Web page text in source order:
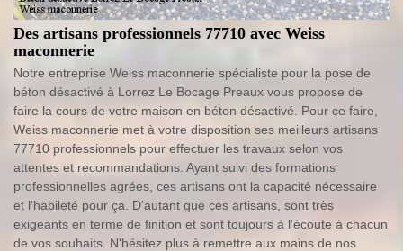
Des artisans professionnels 77710 avec Weiss
maconnerie
Notre entreprise Weiss maconnerie spécialiste pour la pose de
béton désactivé à Lorrez Le Bocage Preaux vous propose de
faire la cours de votre maison en béton désactivé. Pour ce faire,
Weiss maconnerie met à votre disposition ses meilleurs artisans
77710 professionnels pour effectuer les travaux selon vos
attentes et recommandations. Ayant suivi des formations
professionnelles agrées, ces artisans ont la capacité nécessaire
et l'habileté pour ça. D'autant que ces artisans, sont très
exigeants en terme de finition et sont toujours à l'écoute à chacun
de vos souhaits. N'hésitez plus à remettre aux mains de nos